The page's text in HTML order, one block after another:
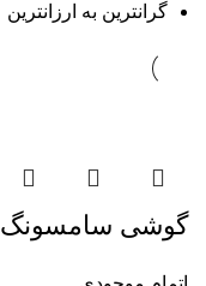
گرانترین به ارزانترین
گوشی سامسونگ Galaxy Zflip 6